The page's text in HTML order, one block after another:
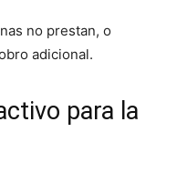
no prestan, o
adicional.
para la